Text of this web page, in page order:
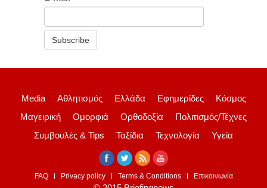
Subscribe
Media Αθλητισμός Ελλάδα Εφημερίδες
Κόσμος
Μαγειρική
Ομορφιά Ορθοδοξία
Πολιτισμός/Τέχνες
Συμβουλές & Tips
Ταξίδια Τεχνολογία Υγεία
FAQ Privacy policy Terms & Conditions Επικοινωνία